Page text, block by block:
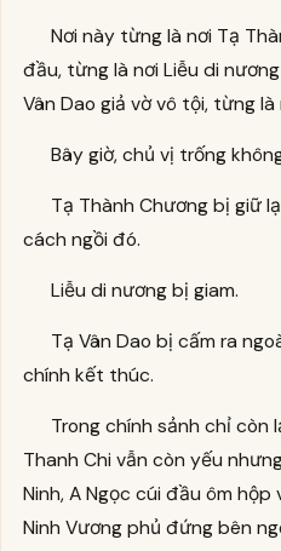
Nơi này từng là nơi Tạ
đầu, từng là nơi Liễu di
Vân Dao giả vờ vô tội, từng
Bây giờ, chủ vị trống
Tạ Thành Chương bị giữ
cách ngồi đó.
Liễu di nương bị giam.
Tạ Vân Dao bị cấm ra
chính kết thúc.
Trong chính sảnh chỉ còn
Thanh Chi vẫn còn yếu
Ninh, A Ngọc cúi đầu ôm
Ninh Vương phủ đứng bên